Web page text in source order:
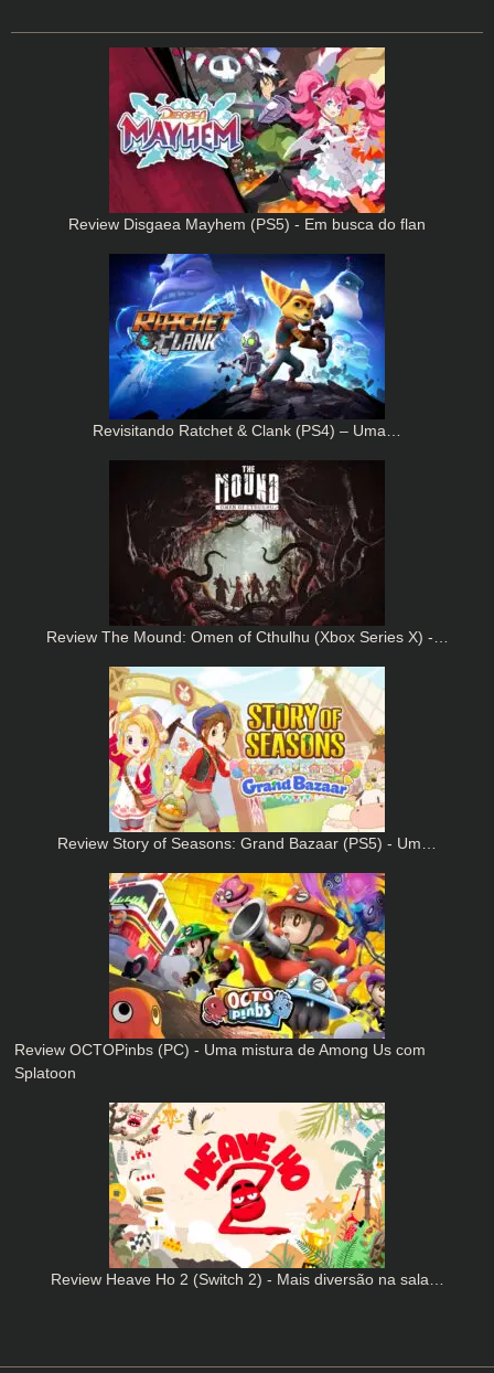
Review Disgaea Mayhem (PS5) - Em busca do flan
Revisitando Ratchet & Clank (PS4) – Uma…
Review The Mound: Omen of Cthulhu (Xbox Series X) -…
Review Story of Seasons: Grand Bazaar (PS5) - Um…
Review OCTOPinbs (PC) - Uma mistura de Among Us com
Splatoon
Review Heave Ho 2 (Switch 2) - Mais diversão na sala…